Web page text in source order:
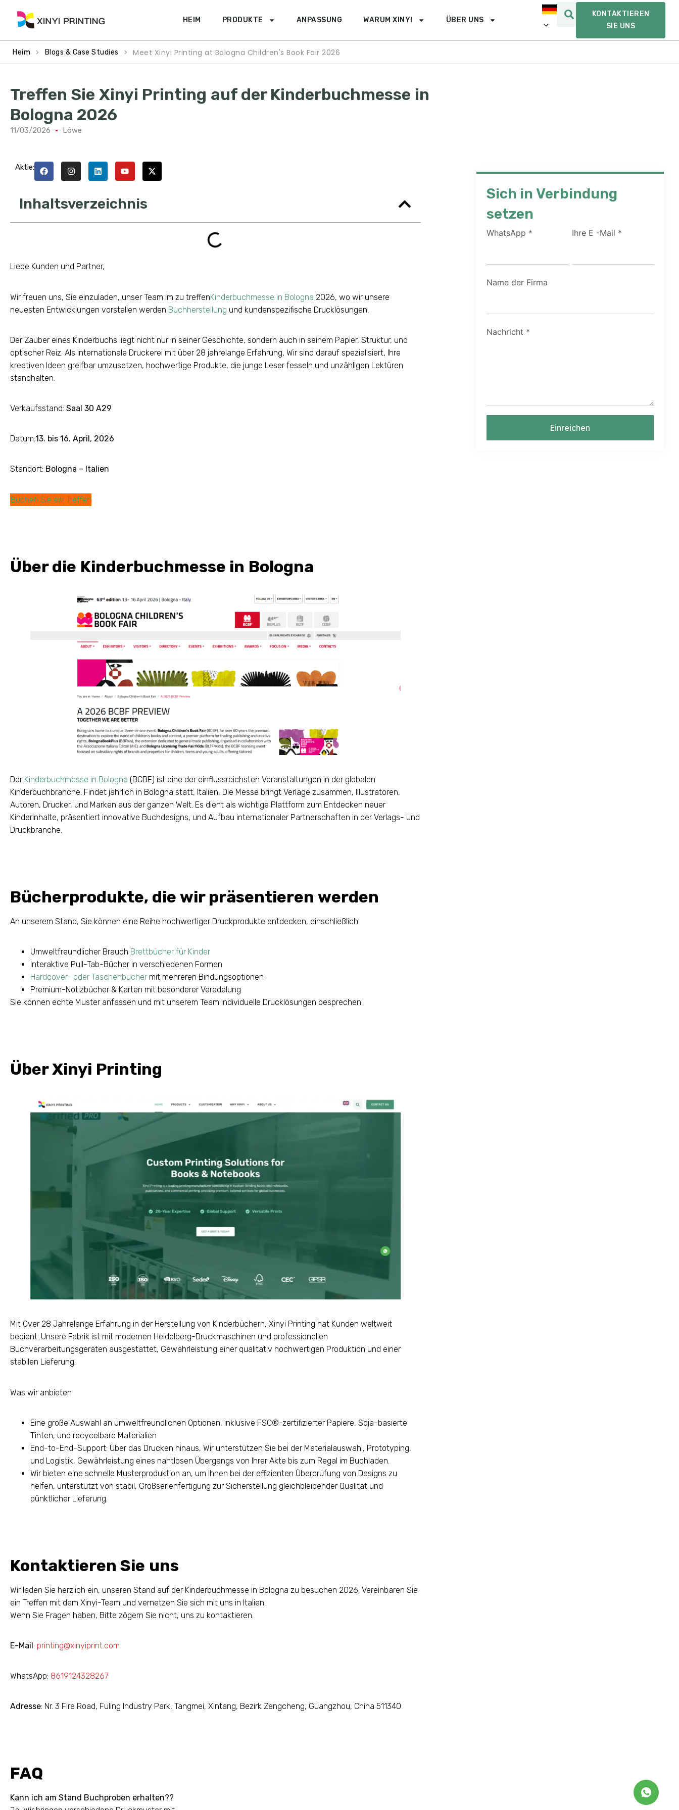
HEIM PRODUKTE ANPASSUNG WARUM XINYI ÜBER UNS
KONTAKTIEREN
SIE UNS
Heim > Blogs & Case Studies > Meet Xinyi Printing at Bologna Children's Book Fair 2026
Treffen Sie Xinyi Printing auf der Kinderbuchmesse in
Bologna 2026
11/03/2026 Löwe
Aktie:
Inhaltsverzeichnis
Liebe Kunden und Partner,
Wir freuen uns, Sie einzuladen, unser Team im zu treffenKinderbuchmesse in Bologna 2026, wo wir unsere
neuesten Entwicklungen vorstellen werden Buchherstellung und kundenspezifische Drucklösungen.
Der Zauber eines Kinderbuchs liegt nicht nur in seiner Geschichte, sondern auch in seinem Papier, Struktur, und
optischer Reiz. Als internationale Druckerei mit über 28 jahrelange Erfahrung, Wir sind darauf spezialisiert, Ihre
kreativen Ideen greifbar umzusetzen, hochwertige Produkte, die junge Leser fesseln und unzähligen Lektüren
standhalten.
Verkaufsstand: Saal 30 A29
Datum:13. bis 16. April, 2026
Standort: Bologna – Italien
Buchen Sie ein Treffen
Über die Kinderbuchmesse in Bologna
Der Kinderbuchmesse in Bologna (BCBF) ist eine der einflussreichsten Veranstaltungen in der globalen
Kinderbuchbranche. Findet jährlich in Bologna statt, Italien, Die Messe bringt Verlage zusammen, Illustratoren,
Autoren, Drucker, und Marken aus der ganzen Welt. Es dient als wichtige Plattform zum Entdecken neuer
Kinderinhalte, präsentiert innovative Buchdesigns, und Aufbau internationaler Partnerschaften in der Verlags- und
Druckbranche.
Bücherprodukte, die wir präsentieren werden
An unserem Stand, Sie können eine Reihe hochwertiger Druckprodukte entdecken, einschließlich:
Umweltfreundlicher Brauch Brettbücher für Kinder
Interaktive Pull-Tab-Bücher in verschiedenen Formen
Hardcover- oder Taschenbücher mit mehreren Bindungsoptionen
Premium-Notizbücher & Karten mit besonderer Veredelung
Sie können echte Muster anfassen und mit unserem Team individuelle Drucklösungen besprechen.
Über Xinyi Printing
Mit Over 28 Jahrelange Erfahrung in der Herstellung von Kinderbüchern, Xinyi Printing hat Kunden weltweit
bedient. Unsere Fabrik ist mit modernen Heidelberg-Druckmaschinen und professionellen
Buchverarbeitungsgeräten ausgestattet, Gewährleistung einer qualitativ hochwertigen Produktion und einer
stabilen Lieferung.
Was wir anbieten
Eine große Auswahl an umweltfreundlichen Optionen, inklusive FSC®-zertifizierter Papiere, Soja-basierte
Tinten, und recycelbare Materialien
End-to-End-Support: Über das Drucken hinaus, Wir unterstützen Sie bei der Materialauswahl, Prototyping,
und Logistik, Gewährleistung eines nahtlosen Übergangs von Ihrer Akte bis zum Regal im Buchladen.
Wir bieten eine schnelle Musterproduktion an, um Ihnen bei der effizienten Überprüfung von Designs zu
helfen, unterstützt von stabil, Großserienfertigung zur Sicherstellung gleichbleibender Qualität und
pünktlicher Lieferung.
Kontaktieren Sie uns
Wir laden Sie herzlich ein, unseren Stand auf der Kinderbuchmesse in Bologna zu besuchen 2026. Vereinbaren Sie
ein Treffen mit dem Xinyi-Team und vernetzen Sie sich mit uns in Italien.
Wenn Sie Fragen haben, Bitte zögern Sie nicht, uns zu kontaktieren.
E-Mail: printing@xinyiprint.com
WhatsApp: 8619124328267
Adresse: Nr. 3 Fire Road, Fuling Industry Park, Tangmei, Xintang, Bezirk Zengcheng, Guangzhou, China 511340
FAQ
Kann ich am Stand Buchproben erhalten??
Sich in Verbindung
setzen
WhatsApp * Ihre E -Mail *
Name der Firma
Nachricht *
Einreichen